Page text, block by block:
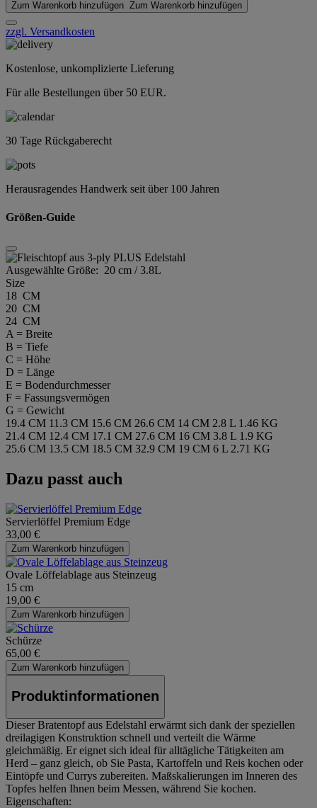
Zum Warenkorb hinzufügen Zum Warenkorb hinzufügen
zzgl. Versandkosten
Kostenlose, unkomplizierte Lieferung
Für alle Bestellungen über 50 EUR.
30 Tage Rückgaberecht
Herausragendes Handwerk seit über 100 Jahren
Größen-Guide
Ausgewählte Größe: 20 cm / 3.8L
Size
18 CM
20 CM
24 CM
A = Breite
B = Tiefe
C = Höhe
D = Länge
E = Bodendurchmesser
F = Fassungsvermögen
G = Gewicht
19.4 CM 11.3 CM 15.6 CM 26.6 CM 14 CM 2.8 L 1.46 KG
21.4 CM 12.4 CM 17.1 CM 27.6 CM 16 CM 3.8 L 1.9 KG
25.6 CM 13.5 CM 18.5 CM 32.9 CM 19 CM 6 L 2.71 KG
Dazu passt auch
Servierlöffel Premium Edge
33,00 €
Zum Warenkorb hinzufügen
Ovale Löffelablage aus Steinzeug
15 cm
19,00 €
Zum Warenkorb hinzufügen
Schürze
65,00 €
Zum Warenkorb hinzufügen
Produktinformationen
Dieser Bratentopf aus Edelstahl erwärmt sich dank der speziellen
dreilagigen Konstruktion schnell und verteilt die Wärme
gleichmäßig. Er eignet sich ideal für alltägliche Tätigkeiten am
Herd – ganz gleich, ob Sie Pasta, Kartoffeln und Reis kochen oder
Eintöpfe und Currys zubereiten. Maßskalierungen im Inneren des
Topfes helfen Ihnen beim Messen, während Sie kochen.
Eigenschaften: